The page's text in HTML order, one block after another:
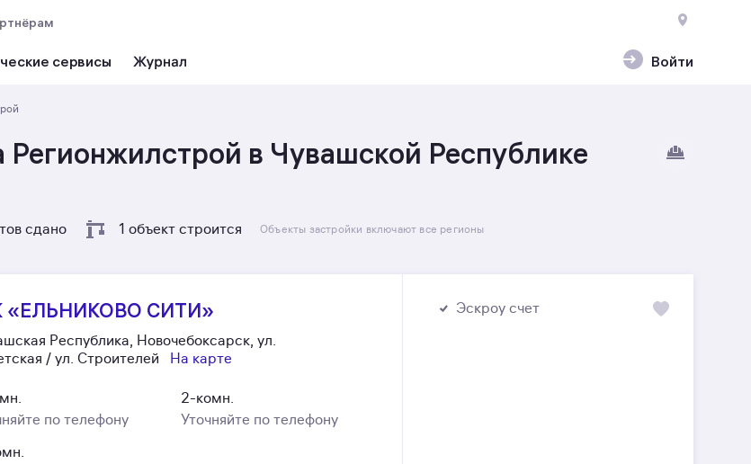
Войти
сервисы
в Чувашской Республике
сдано 1 объект строится Объекты застройки включают все регионы
«ЕЛЬНИКОВО СИТИ»
Республика, Новочебоксарск, ул.
/ ул. Строителей
На карте
по телефону
2-комн.
Уточняйте по телефону
Эскроу счет